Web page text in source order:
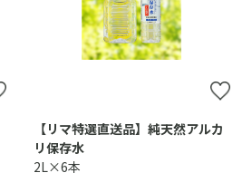
【リマ特選直送品】純天然アルカ
リ保存水
2L×6本